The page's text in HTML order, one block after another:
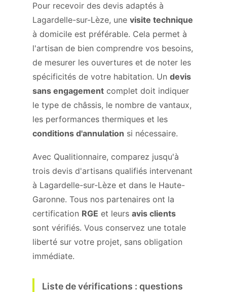
Pour recevoir des devis adaptés à
Lagardelle-sur-Lèze, une visite technique
à domicile est préférable. Cela permet à
l'artisan de bien comprendre vos besoins,
de mesurer les ouvertures et de noter les
spécificités de votre habitation. Un devis
sans engagement complet doit indiquer
le type de châssis, le nombre de vantaux,
les performances thermiques et les
conditions d'annulation si nécessaire.
Avec Qualitionnaire, comparez jusqu'à
trois devis d'artisans qualifiés intervenant
à Lagardelle-sur-Lèze et dans le Haute-
Garonne. Tous nos partenaires ont la
certification RGE et leurs avis clients
sont vérifiés. Vous conservez une totale
liberté sur votre projet, sans obligation
immédiate.
Liste de vérifications : questions